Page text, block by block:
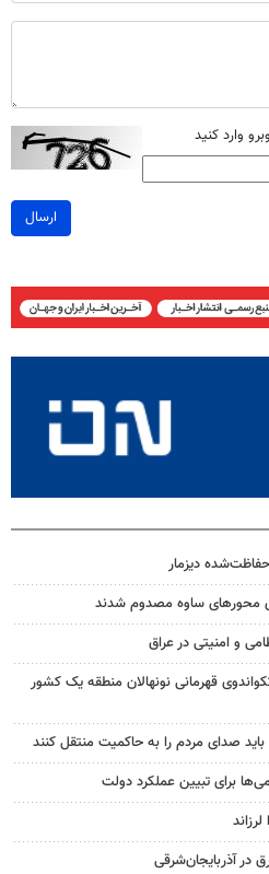
وارد کنید
ارسال
دیزمار
و امنیتی در عراق
قهرمانی نونهالان منطقه یک کشور
صدای مردم را به حاکمیت منتقل کنند
برای تبیین عملکرد دولت